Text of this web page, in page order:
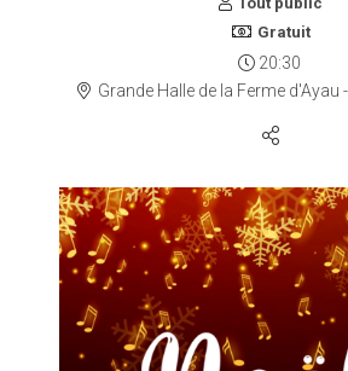
Gratuit
20:30
Grande Halle de la Ferme d'Ayau